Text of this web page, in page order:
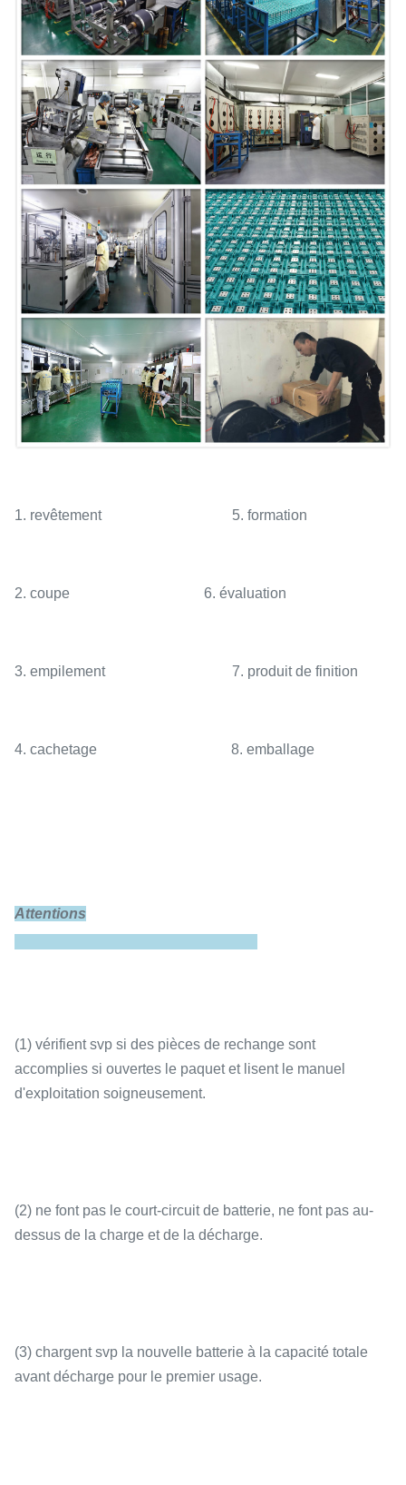
1. revêtement 5. formation
2. coupe 6. évaluation
3. empilement 7. produit de finition
4. cachetage 8. emballage
Attentions
(1) vérifient svp si des pièces de rechange sont
accomplies si ouvertes le paquet et lisent le manuel
d'exploitation soigneusement.
(2) ne font pas le court-circuit de batterie, ne font pas au-
dessus de la charge et de la décharge.
(3) chargent svp la nouvelle batterie à la capacité totale
avant décharge pour le premier usage.